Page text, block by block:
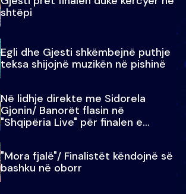
shtëpi
Egli dhe Gjesti shkëmbejnë puthje
teksa shijojnë muzikën në pishinë
Në lidhje direkte me Sidorela
Gjonin/ Banorët flasin në
"Shqipëria Live" për finalen e
"Mora fjalë"/ Finalistët këndojnë së
bashku në oborr